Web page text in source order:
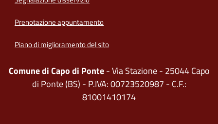
Prenotazione appuntamento
Piano di miglioramento del sito
Comune di Capo di Ponte- Via Stazione - 25044 Capo
di Ponte (BS) - P.IVA: 00723520987 - C.F.:
81001410174